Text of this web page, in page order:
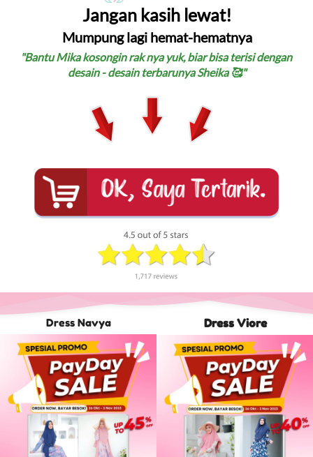
Jangan kasih lewat!
Mumpung lagi hemat-hematnya
"Bantu Mika kosongin rak nya yuk, biar bisa terisi dengan
desain - desain terbarunya Sheika 🥰"
Dress Navya Dress Viore